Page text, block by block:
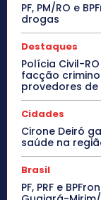
PF, PM/RO e
drogas
Destaques
Polícia Civil-
facção
provedores de
Cidades
Cirone Deiró
saúde na
Brasil
PF, PRF e